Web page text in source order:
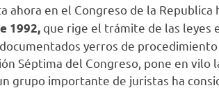
ahora en el Congreso de la Republica
1992, que rige el trámite de las leyes
yerros de
Séptima del Congreso, pone en vilo
grupo importante de juristas ha